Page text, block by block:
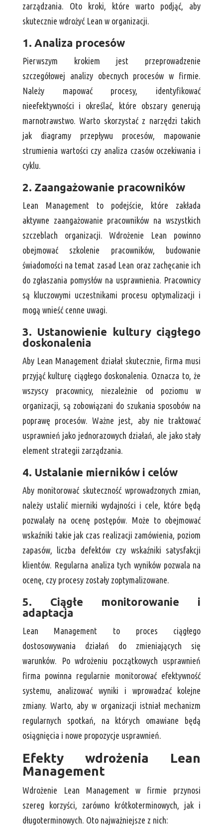
zarządzania. Oto kroki, które warto podjąć, aby
skutecznie wdrożyć Lean w organizacji.
1. Analiza procesów
Pierwszym krokiem jest przeprowadzenie
szczegółowej analizy obecnych procesów w firmie.
Należy mapować procesy, identyfikować
nieefektywności i określać, które obszary generują
marnotrawstwo. Warto skorzystać z narzędzi takich
jak diagramy przepływu procesów, mapowanie
strumienia wartości czy analiza czasów oczekiwania i
cyklu.
2. Zaangażowanie pracowników
Lean Management to podejście, które zakłada
aktywne zaangażowanie pracowników na wszystkich
szczeblach organizacji. Wdrożenie Lean powinno
obejmować szkolenie pracowników, budowanie
świadomości na temat zasad Lean oraz zachęcanie ich
do zgłaszania pomysłów na usprawnienia. Pracownicy
są kluczowymi uczestnikami procesu optymalizacji i
mogą wnieść cenne uwagi.
3. Ustanowienie kultury ciągłego
doskonalenia
Aby Lean Management działał skutecznie, firma musi
przyjąć kulturę ciągłego doskonalenia. Oznacza to, że
wszyscy pracownicy, niezależnie od poziomu w
organizacji, są zobowiązani do szukania sposobów na
poprawę procesów. Ważne jest, aby nie traktować
usprawnień jako jednorazowych działań, ale jako stały
element strategii zarządzania.
4. Ustalanie mierników i celów
Aby monitorować skuteczność wprowadzonych zmian,
należy ustalić mierniki wydajności i cele, które będą
pozwalały na ocenę postępów. Może to obejmować
wskaźniki takie jak czas realizacji zamówienia, poziom
zapasów, liczba defektów czy wskaźniki satysfakcji
klientów. Regularna analiza tych wyników pozwala na
ocenę, czy procesy zostały zoptymalizowane.
5. Ciągłe monitorowanie i
adaptacja
Lean Management to proces ciągłego
dostosowywania działań do zmieniających się
warunków. Po wdrożeniu początkowych usprawnień
firma powinna regularnie monitorować efektywność
systemu, analizować wyniki i wprowadzać kolejne
zmiany. Warto, aby w organizacji istniał mechanizm
regularnych spotkań, na których omawiane będą
osiągnięcia i nowe propozycje usprawnień.
Efekty wdrożenia Lean
Management
Wdrożenie Lean Management w firmie przynosi
szereg korzyści, zarówno krótkoterminowych, jak i
długoterminowych. Oto najważniejsze z nich: